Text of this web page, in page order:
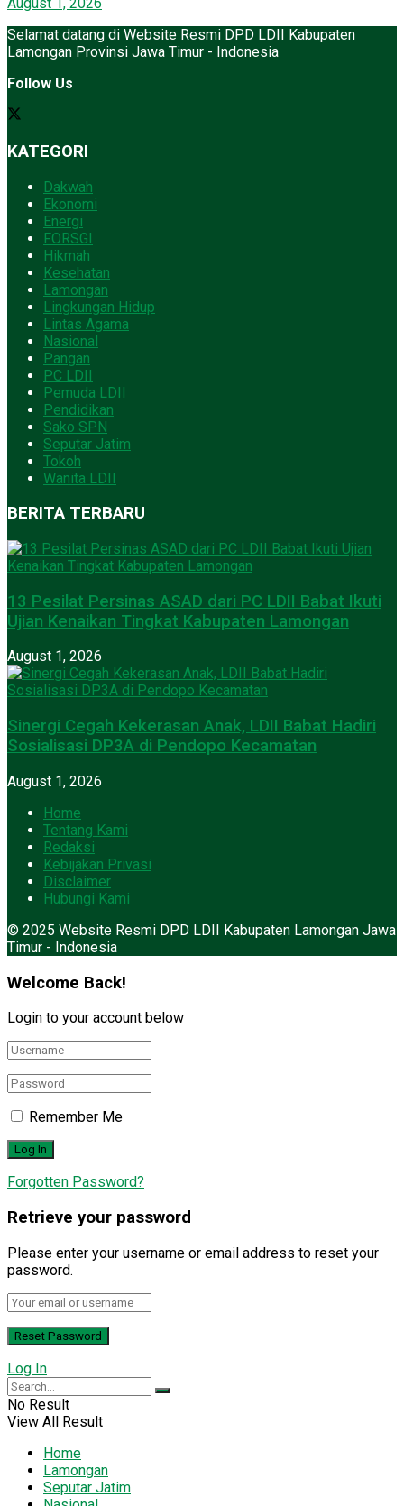
Selamat datang di Website Resmi DPD LDII Kabupaten
Lamongan Provinsi Jawa Timur - Indonesia
Follow Us
KATEGORI
Dakwah
Ekonomi
Energi
FORSGI
Hikmah
Kesehatan
Lamongan
Lingkungan Hidup
Lintas Agama
Nasional
Pangan
PC LDII
Pemuda LDII
Pendidikan
Sako SPN
Seputar Jatim
Tokoh
Wanita LDII
BERITA TERBARU
13 Pesilat Persinas ASAD dari PC LDII Babat Ikuti
Ujian Kenaikan Tingkat Kabupaten Lamongan
August 1, 2026
Sinergi Cegah Kekerasan Anak, LDII Babat Hadiri
Sosialisasi DP3A di Pendopo Kecamatan
August 1, 2026
Home
Tentang Kami
Redaksi
Kebijakan Privasi
Disclaimer
Hubungi Kami
© 2025 Website Resmi DPD LDII Kabupaten Lamongan Jawa
Timur - Indonesia
Welcome Back!
Login to your account below
Remember Me
Forgotten Password?
Retrieve your password
Please enter your username or email address to reset your
password.
Log In
No Result
View All Result
Home
Lamongan
Seputar Jatim